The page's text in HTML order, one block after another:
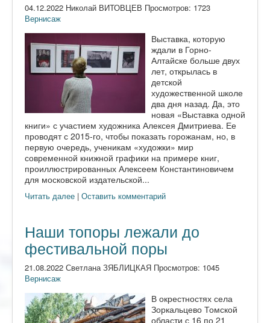
04.12.2022 Николай ВИТОВЦЕВ Просмотров: 1723
Вернисаж
Выставка, которую
ждали в Горно-
Алтайске больше двух
лет, открылась в
детской
художественной школе
два дня назад. Да, это
новая «Выставка одной
книги» с участием художника Алексея Дмитриева. Ее
проводят с 2015-го, чтобы показать горожанам, но, в
первую очередь, ученикам «художки» мир
современной книжной графики на примере книг,
проиллюстрированных Алексеем Константиновичем
для московской издательской...
Читать далее | Оставить комментарий
Наши топоры лежали до
фестивальной поры
21.08.2022 Светлана ЗЯБЛИЦКАЯ Просмотров: 1045
Вернисаж
В окрестностях села
Зоркальцево Томской
области с 16 по 21